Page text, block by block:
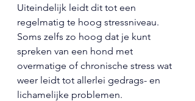
Uiteindelijk leidt dit tot een
regelmatig te hoog stressniveau.
Soms zelfs zo hoog dat je kunt
spreken van een hond met
overmatige of chronische stress wat
weer leidt tot allerlei gedrags- en
lichamelijke problemen.